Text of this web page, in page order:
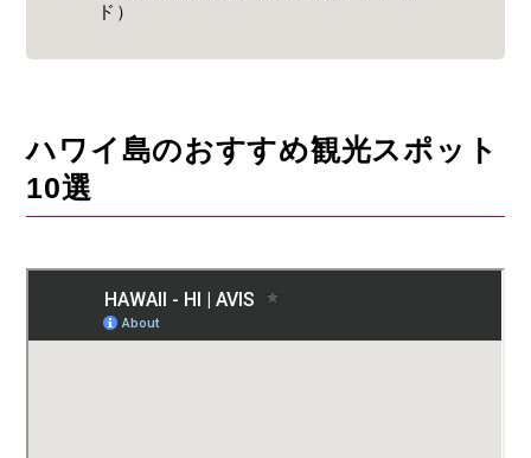
ド）
ハワイ島のおすすめ観光スポット
10選